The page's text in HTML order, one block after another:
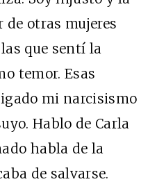
de otras mujeres
que sentí la
temor. Esas
mi narcisismo
Hablo de Carla
habla de la
de salvarse.